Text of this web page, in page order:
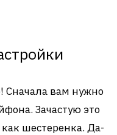
Сначала вам нужно
Зачастую это
шестеренка. Да-